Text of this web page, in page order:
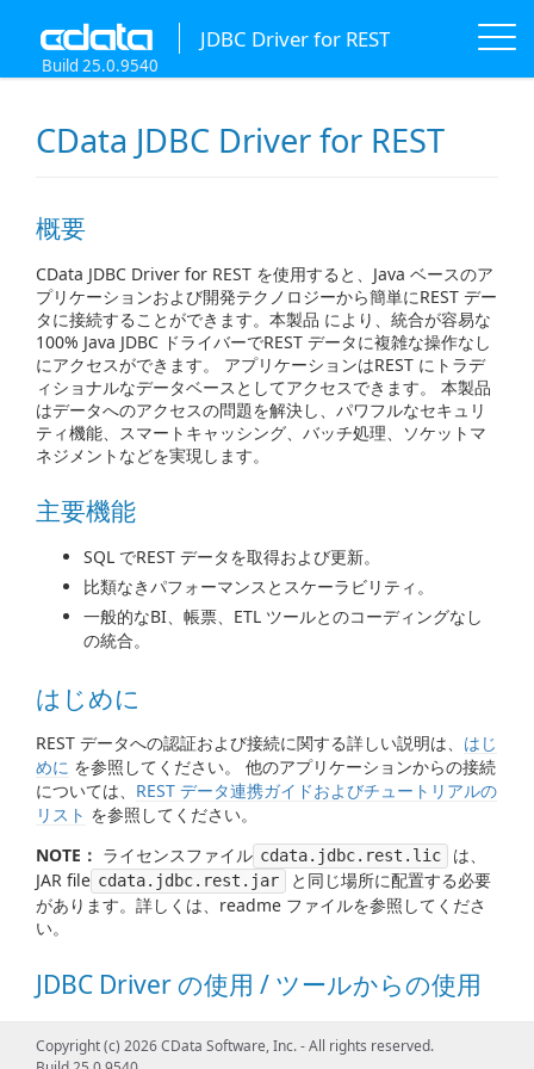
JDBC Driver for REST
Build 25.0.9540
CData JDBC Driver for REST
概要
CData JDBC Driver for REST を使用すると、Java ベースのア
プリケーションおよび開発テクノロジーから簡単にREST デー
タに接続することができます。本製品 により、統合が容易な
100% Java JDBC ドライバーでREST データに複雑な操作なし
にアクセスができます。 アプリケーションはREST にトラデ
ィショナルなデータベースとしてアクセスできます。 本製品
はデータへのアクセスの問題を解決し、パワフルなセキュリ
ティ機能、スマートキャッシング、バッチ処理、ソケットマ
ネジメントなどを実現します。
主要機能
SQL でREST データを取得および更新。
比類なきパフォーマンスとスケーラビリティ。
一般的なBI、帳票、ETL ツールとのコーディングなし
の統合。
はじめに
REST データへの認証および接続に関する詳しい説明は、 はじ
めに を参照してください。 他のアプリケーションからの接続
については、 REST データ連携ガイドおよびチュートリアルの
リスト を参照してください。
NOTE： ライセンスファイル cdata.jdbc.rest.lic
は、
JAR file cdata.jdbc.rest.jar
と同じ場所に配置する必要
があります。詳しくは、readme ファイルを参照してくださ
い。
JDBC Driver の使用 / ツールからの使用
Statement、ResultSet、その他の標準JDBC クラスの使用例
Copyright (c) 2026 CData Software, Inc. - All rights reserved.